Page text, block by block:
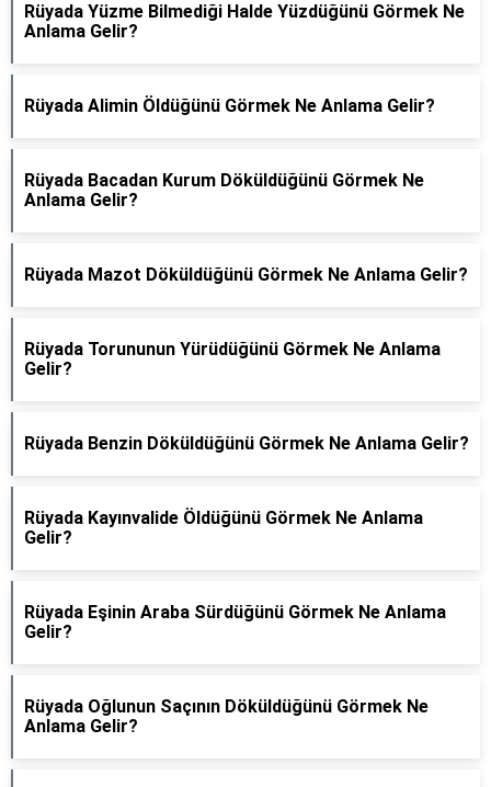
Rüyada Yüzme Bilmediği Halde Yüzdüğünü Görmek Ne
Anlama Gelir?
Rüyada Alimin Öldüğünü Görmek Ne Anlama Gelir?
Rüyada Bacadan Kurum Döküldüğünü Görmek Ne
Anlama Gelir?
Rüyada Mazot Döküldüğünü Görmek Ne Anlama Gelir?
Rüyada Torununun Yürüdüğünü Görmek Ne Anlama
Gelir?
Rüyada Benzin Döküldüğünü Görmek Ne Anlama Gelir?
Rüyada Kayınvalide Öldüğünü Görmek Ne Anlama
Gelir?
Rüyada Eşinin Araba Sürdüğünü Görmek Ne Anlama
Gelir?
Rüyada Oğlunun Saçının Döküldüğünü Görmek Ne
Anlama Gelir?